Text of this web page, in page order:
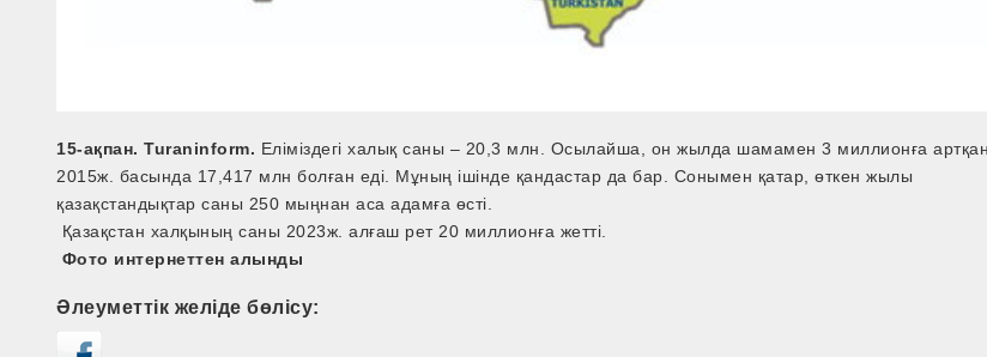
15-ақпан. Turaninform. Еліміздегі халық саны – 20,3 млн. Осылайша, он жылда шамамен 3 миллионға
2015ж. басында 17,417 млн болған еді. Мұның ішінде қандастар да бар. Сонымен қатар, өткен жылы
қазақстандықтар саны 250 мыңнан аса адамға өсті.
Қазақстан халқының саны 2023ж. алғаш рет 20 миллионға жетті.
Фото интернеттен алынды
Әлеуметтік желіде бөлісу: